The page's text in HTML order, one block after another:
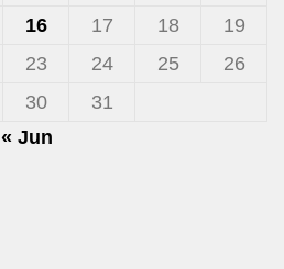
16 17 18
19
23 24 25
26
30
31
« Jun